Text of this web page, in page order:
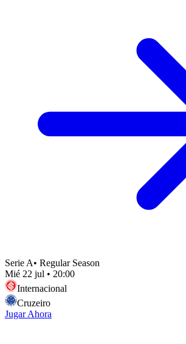
Serie A• Regular Season
Mié 22 jul • 20:00
Internacional
Cruzeiro
Jugar Ahora